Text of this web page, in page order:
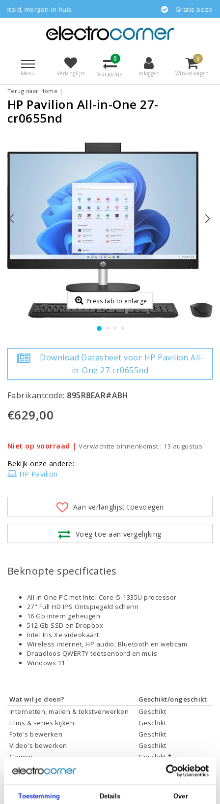
Toestemming Details Over
huis Gratis bezorgd
Menu Verlanglijst
0
Vergelijk Inloggen
0
Winkelwagen
Terug naar Home |
HP Pavilion All-in-One 27-
cr0655nd
Press tab to enlarge
Download Datasheet voor HP Pavilion All-
in-One 27-cr0655nd
Fabrikantcode: 895R8EAR#ABH
€629,00
Niet op voorraad |Verwachtte binnenkomst : 13 augustus
Bekijk onze andere:
HP Pavilion
Aan verlanglijst toevoegen
Voeg toe aan vergelijking
Beknopte specificaties
All in One PC met Intel Core i5-1335U processor
27" Full HD IPS Ontspiegeld scherm
16 Gb intern geheugen
512 Gb SSD en Dropbox
Intel Iris Xe videokaart
Wireless internet, HP audio, Bluetooth en webcam
Draadloos QWERTY toetsenbord en muis
Windows 11
Wat wil je doen?
Geschikt/ongeschikt
Internetten, mailen & tekstverwerken
Geschikt
Films & series kijken
Geschikt
Foto's bewerken
Geschikt
Video's bewerken
Geschikt
Gamen
Geschikt *
* Systeemvereisten zijn sterk afhankelijk van de games die u wilt spelen,